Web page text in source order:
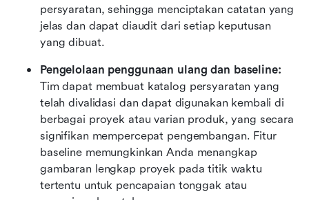
persyaratan, sehingga menciptakan catatan yang
jelas dan dapat diaudit dari setiap keputusan
yang dibuat.
Pengelolaan penggunaan ulang dan baseline:
Tim dapat membuat katalog persyaratan yang
telah divalidasi dan dapat digunakan kembali di
berbagai proyek atau varian produk, yang secara
signifikan mempercepat pengembangan. Fitur
baseline memungkinkan Anda menangkap
gambaran lengkap proyek pada titik waktu
tertentu untuk pencapaian tonggak atau